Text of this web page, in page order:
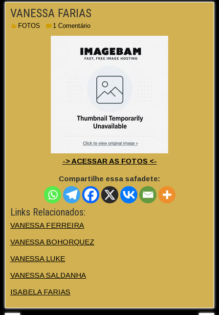
VANESSA FARIAS
FOTOS 1 Comentário
-> ACESSAR AS FOTOS <-
Compartilhe essa safadete:
Links Relacionados:
VANESSA FERREIRA
VANESSA BOHORQUEZ
VANESSA LUKE
VANESSA SALDANHA
ISABELA FARIAS